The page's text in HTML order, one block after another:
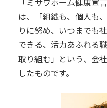
は、「組織も、個人も
りに努め、いつまでも
できる、活力あふれる
取り組む」という、会
したものです。